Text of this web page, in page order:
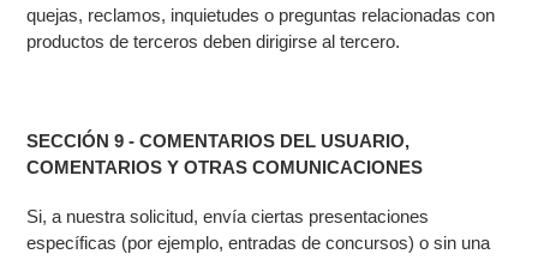
quejas, reclamos, inquietudes o preguntas relacionadas con
productos de terceros deben dirigirse al tercero.
SECCIÓN 9 - COMENTARIOS DEL USUARIO,
COMENTARIOS Y OTRAS COMUNICACIONES
Si, a nuestra solicitud, envía ciertas presentaciones
específicas (por ejemplo, entradas de concursos) o sin una